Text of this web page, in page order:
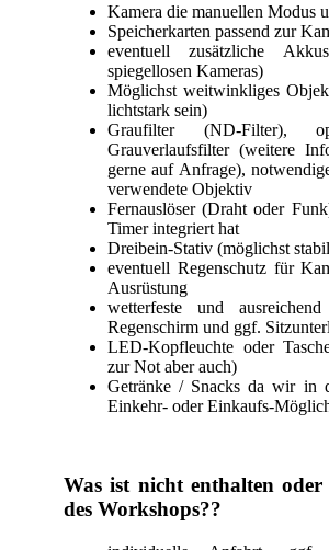
Kamera die manuellen Modus
Speicherkarten passend zur
eventuell zusätzliche
spiegellosen Kameras)
Möglichst weitwinkliges
lichtstark sein)
Graufilter (ND-Filter),
Grauverlaufsfilter (weitere
gerne auf Anfrage),
verwendete Objektiv
Fernauslöser (Draht oder
Timer integriert hat
Dreibein-Stativ (möglichst
eventuell Regenschutz für
Ausrüstung
wetterfeste und
Regenschirm und ggf.
LED-Kopfleuchte oder
zur Not aber auch)
Getränke / Snacks da wir in
Einkehr- oder Einkaufs-
Was ist nicht enthalten
des Workshops??